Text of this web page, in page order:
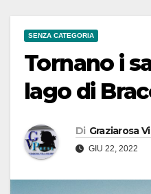
SENZA CATEGORIA
Tornano i
lago di
Di Graziarosa
GIU 22, 2022